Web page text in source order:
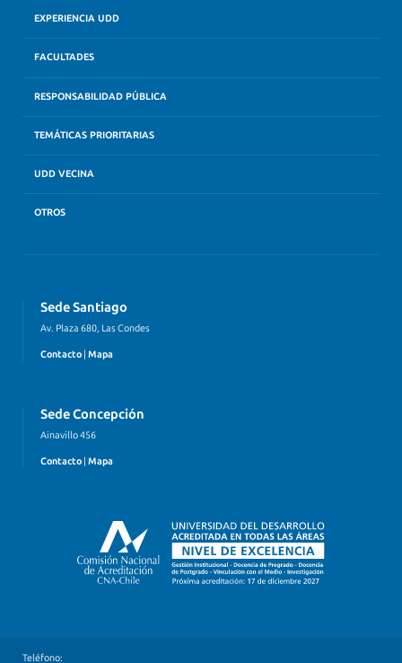
EXPERIENCIA UDD
FACULTADES
RESPONSABILIDAD PÚBLICA
TEMÁTICAS PRIORITARIAS
UDD VECINA
OTROS
Sede Santiago
Av. Plaza 680, Las Condes
Contacto Mapa
Sede Concepción
Ainavillo 456
Contacto | Mapa
Teléfono: